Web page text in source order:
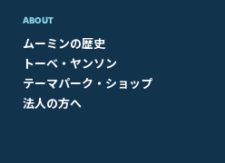
ABOUT​
ムーミンの歴史
トーベ・ヤンソン
テーマパーク・ショップ
法人の方へ